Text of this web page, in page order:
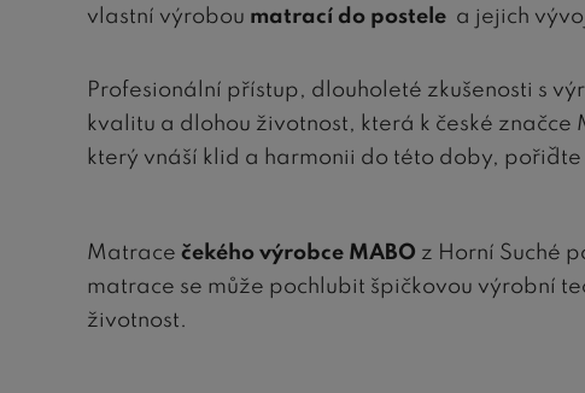
vlastní výrobou matrací do postele a jejich
Profesionální přístup, dlouholeté zkušenosti s
kvalitu a dlohou životnost, která k české
který vnáší klid a harmonii do této doby, pořiďte
Matrace čekého výrobce MABO z Horní Suché
matrace se může pochlubit špičkovou výrobní
životnost.